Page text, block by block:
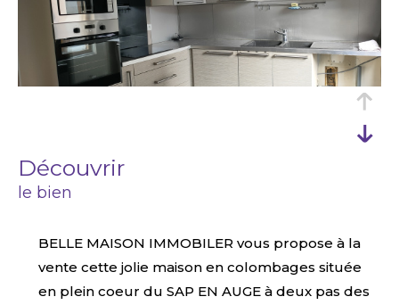
découvrir
le bien
BELLE MAISON IMMOBILER vous propose à la
vente cette jolie maison en colombages située
en plein coeur du SAP EN AUGE à deux pas des